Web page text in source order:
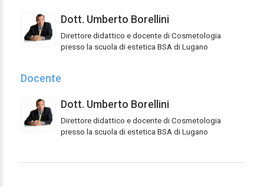
Dott. Umberto Borellini
Direttore didattico e docente di Cosmetologia
presso la scuola di estetica BSA di Lugano
Docente
Dott. Umberto Borellini
Direttore didattico e docente di Cosmetologia
presso la scuola di estetica BSA di Lugano